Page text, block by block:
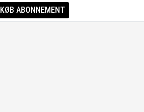
KØB ABONNEMENT